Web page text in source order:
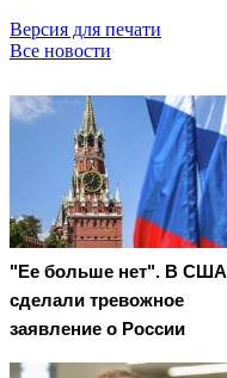
Версия для печати
Все новости
"Ее больше нет". В США
сделали тревожное
заявление о России